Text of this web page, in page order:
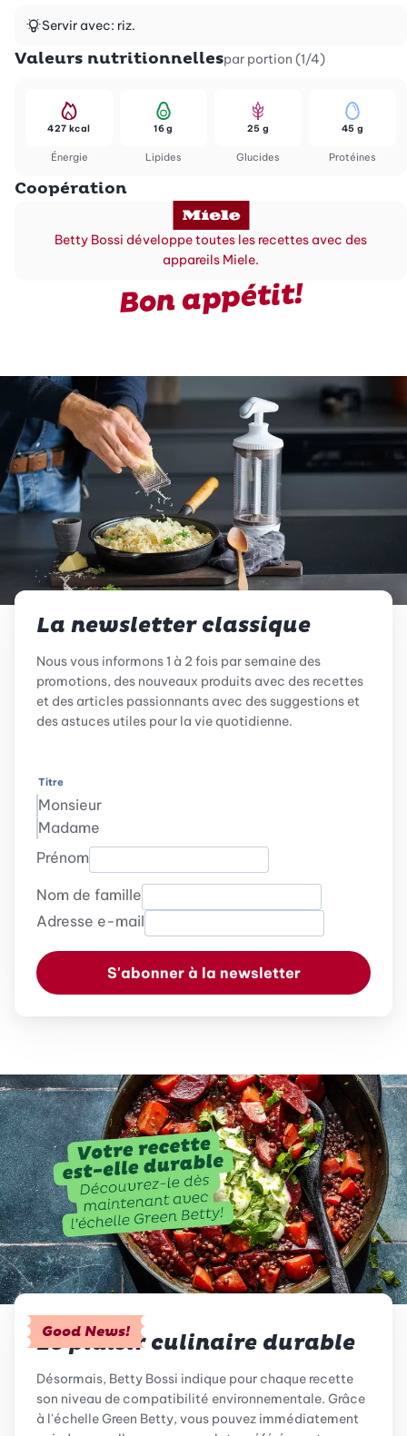
Servir avec: riz.
Valeurs nutritionnellespar portion (1/4)
Énergie
427 kcal
Lipides
16 g
Glucides
25 g
Protéines
45 g
Coopération
Betty Bossi développe toutes les recettes avec des
appareils Miele.
Bon appétit!
La newsletter classique
Nous vous informons 1 à 2 fois par semaine des
promotions, des nouveaux produits avec des recettes
et des articles passionnants avec des suggestions et
des astuces utiles pour la vie quotidienne.
Titre
Monsieur
Madame
Prénom
Nom de famille
Adresse e-mail
S'abonner à la newsletter
Good News!
Le plaisir culinaire durable
Désormais, Betty Bossi indique pour chaque recette
son niveau de compatibilité environnementale. Grâce
à l'échelle Green Betty, vous pouvez immédiatement